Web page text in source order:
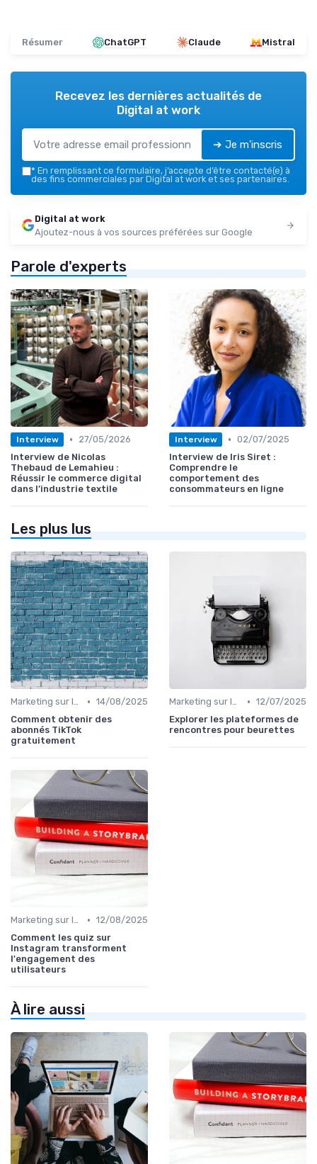
Résumer ChatGPT Claude Mistral
Recevez les dernières actualités de
Digital at work
➔ Je m'inscris
* En remplissant ce formulaire, j’accepte d’être contacté(e) à
des fins commerciales par Digital at work et ses partenaires.
Digital at work
Ajoutez-nous à vos sources préférées sur Google
Parole d'experts
Interview •
27/05/2026
Interview de Nicolas
Thebaud de Lemahieu :
Réussir le commerce digital
dans l’industrie textile
Interview • 02/07/2025
Interview de Iris Siret :
Comprendre le
comportement des
consommateurs en ligne
Les plus lus
Marketing sur les Réseaux Sociaux • 14/08/2025
Comment obtenir des
abonnés TikTok
gratuitement
Marketing sur les Réseaux Sociaux • 12/07/2025
Explorer les plateformes de
rencontres pour beurettes
Marketing sur les Réseaux Sociaux • 12/08/2025
Comment les quiz sur
Instagram transforment
l'engagement des
utilisateurs
À lire aussi